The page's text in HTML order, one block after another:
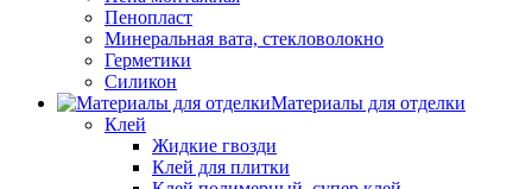
Пенопласт
Минеральная вата, стекловолокно
Герметики
Силикон
Материалы для отделки
Клей
Жидкие гвозди
Клей для плитки